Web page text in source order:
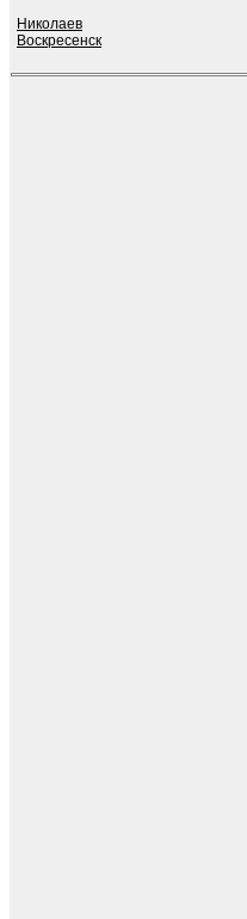
Николаев
Воскресенск